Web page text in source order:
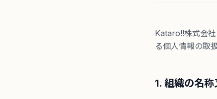
Kataro!!株式会
る個人情報の取
1. 組織の名